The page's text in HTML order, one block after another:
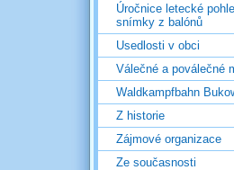
Úročnice letecké
snímky z balónů
Usedlosti v obci
Válečné a poválečné
Waldkampfbahn
Z historie
Zájmové organizace
Ze současnosti